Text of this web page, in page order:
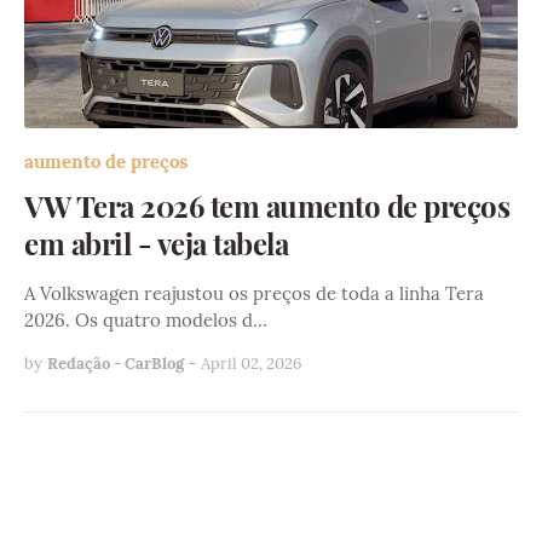
aumento de preços
VW Tera 2026 tem aumento de preços
em abril - veja tabela
A Volkswagen reajustou os preços de toda a linha Tera
2026. Os quatro modelos d…
by Redação - CarBlog - April 02, 2026